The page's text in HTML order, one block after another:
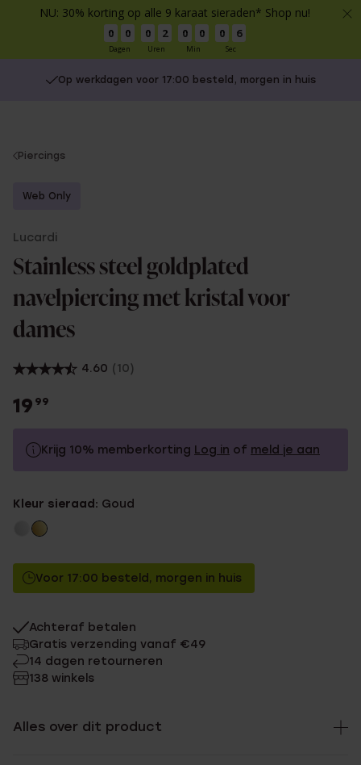
NU: 30% korting op alle 9 karaat sieraden* Shop nu!
0 0
Dagen
0 2
Uren
0 0
Min
0 6
Sec
Op werkdagen voor 17:00 besteld, morgen in huis
You
here:
Piercings
Web Only
Lucardi
Stainless steel goldplated
navelpiercing met kristal voor
dames
4.60 (10)
19 99
Krijg 10% memberkorting Log in of meld je aan
Zonder memberkorting
Kleur sieraad: Goud
Voor 17:00 besteld, morgen in huis
Achteraf betalen
Gratis verzending vanaf €49
14 dagen retourneren
138 winkels
Alles over dit product